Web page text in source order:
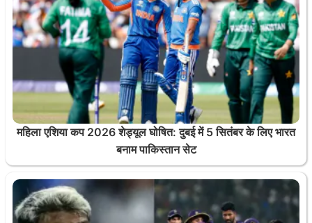
महिला एशिया कप 2026 शेड्यूल घोषित: दुबई में 5 सितंबर के लिए भारत
बनाम पाकिस्तान सेट